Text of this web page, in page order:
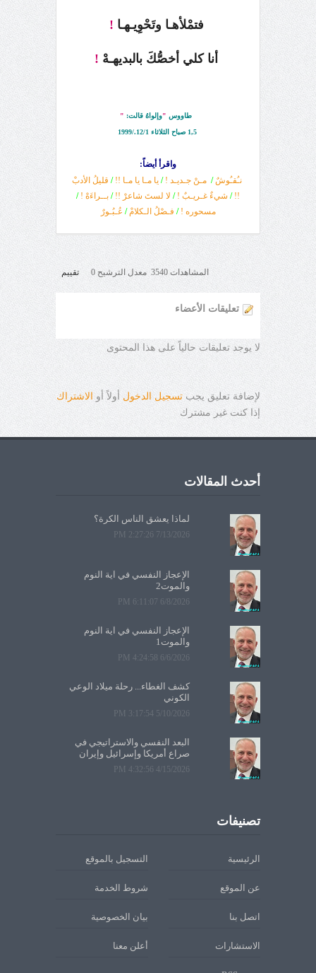
فتمْلأهـا وتَحْوِيـهـا !
أنا كلي أخصُّكَ بالبديهـهْ !
طاووس "وإلواهُ قالت:
"
1,5 صباح الثلاثاء 12/1./1999
واقرأ أيضاً:
نـُقـُوشٌ / مـنْ جـديـد ! / يا مـا يا مـا !! / قليلُ الأدبْ
!!
/ شيءٌ غـريـبٌ ! / لا لستَ شاعرْ !! / بــراءَهْ ! /
مسحوره ! / فـصْلُ الـكلامْ / عُـبُـورٌ
المشاهدات 3540 معدل الترشيح 0 تقييم
تعليقات الأعضاء
لا يوجد تعليقات حالياً على هذا المحتوى
لإضافة تعليق يجب تسجيل الدخول أولاً أو
الاشتراك
إذا كنت غير مشترك
أحدث المقالات
لماذا يعشق الناس الكرة؟
7/13/2026 2:27:26 PM
الإعجاز النفسي في آية النوم
والموت2
6/8/2026 6:11:07 PM
الإعجاز النفسي في آية النوم
والموت1
6/6/2026 4:24:58 PM
كشف الغطاء... رحلة ميلاد الوعي
الكوني
5/10/2026 3:17:54 PM
البعد النفسي والاستراتيجي في
صراع أمريكا وإسرائيل وإيران
4/15/2026 4:32:56 PM
تصنيفات
الرئيسية التسجيل بالموقع
عن الموقع شروط الخدمة
اتصل بنا بيان الخصوصية
الاستشارات أعلن معنا